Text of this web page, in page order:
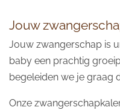
Jouw
Jouw zwangerschap is
baby een prachtig
begeleiden we je graag
Onze